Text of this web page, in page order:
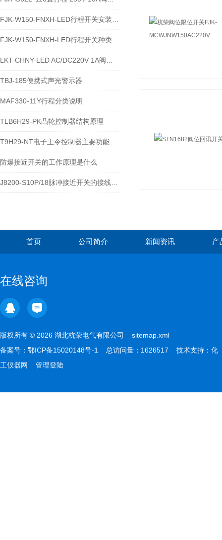
TBJ-185便携式声光警示器
MAF330-11Y行程分类说明
TLB6H29-PK凸轮控制器结构原理
T9H29-NT电子主令控制器主要功能
防爆接近开关的工作原理是什么
首页 公司简介 新闻资讯 产
在线咨询
版权所有 © 2026 湖北杭荣电气有限公司 sitemap.xml
备案号： 鄂ICP备15020148号-1 总访问量：1626517 技术支持： 化
工仪器网
管理登陆